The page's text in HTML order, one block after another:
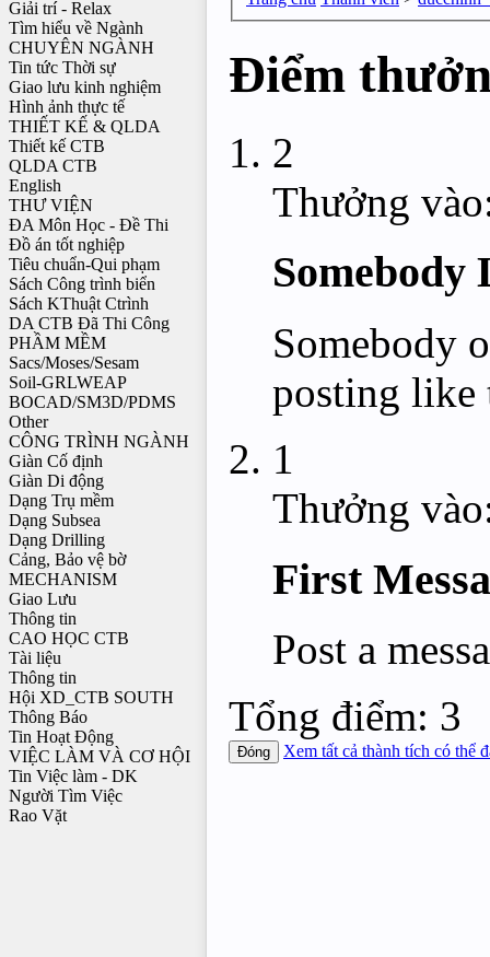
Giải trí - Relax
Tìm hiểu về Ngành
CHUYÊN NGÀNH
Tin tức Thời sự
Giao lưu kinh nghiệm
Hình ảnh thực tế
THIẾT KẾ & QLDA
Thiết kế CTB
QLDA CTB
English
THƯ VIỆN
ĐA Môn Học - Đề Thi
Đồ án tốt nghiệp
Tiêu chuẩn-Qui phạm
Sách Công trình biển
Sách KThuật Ctrình
DA CTB Đã Thi Công
PHẦM MỀM
Sacs/Moses/Sesam
Soil-GRLWEAP
BOCAD/SM3D/PDMS
Other
CÔNG TRÌNH NGÀNH
Giàn Cố định
Giàn Di động
Dạng Trụ mềm
Dạng Subsea
Dạng Drilling
Cảng, Bảo vệ bờ
MECHANISM
Giao Lưu
Thông tin
CAO HỌC CTB
Tài liệu
Thông tin
Hội XD_CTB SOUTH
Thông Báo
Tin Hoạt Động
VIỆC LÀM VÀ CƠ HỘI
Tin Việc làm - DK
Người Tìm Việc
Rao Vặt
Điểm
2
Thưởng
Somebody
Somebody
posting like
1
Thưởng
First
Post a
Tổng điểm: 3
Xem tất cả thành tích có thể